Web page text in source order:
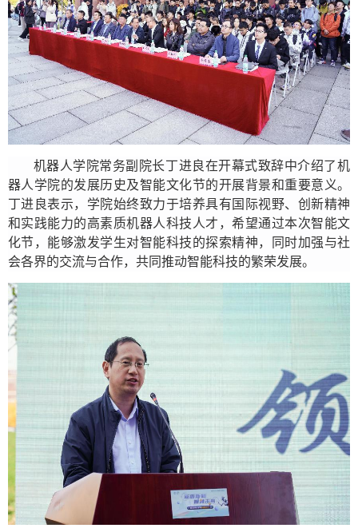
机器人学院常务副院长丁进良在开幕式致辞中介绍了机
器人学院的发展历史及智能文化节的开展背景和重要意义。
丁进良表示，学院始终致力于培养具有国际视野、创新精神
和实践能力的高素质机器人科技人才，希望通过本次智能文
化节，能够激发学生对智能科技的探索精神，同时加强与社
会各界的交流与合作，共同推动智能科技的繁荣发展。